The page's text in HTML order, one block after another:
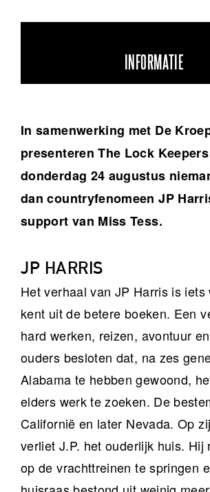
INFORMATIE
In samenwerking met De
presenteren The Lock
donderdag 24 augustus
dan countryfenomeen JP
support van Miss Tess.
JP HARRIS
Het verhaal van JP Harris is iets
kent uit de betere boeken. Een
hard werken, reizen, avontuur
ouders besloten dat, na zes
Alabama te hebben gewoond,
elders werk te zoeken. De
Californië en later Nevada. Op
verliet J.P. het ouderlijk huis. Hij
op de vrachttreinen te springen